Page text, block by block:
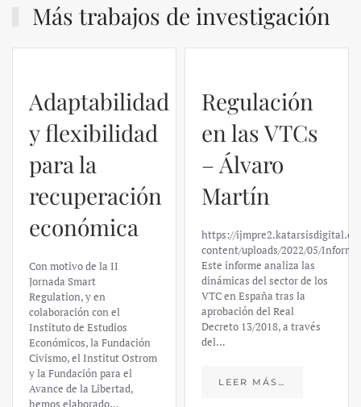
Más trabajos de investigación
Regulación
en las VTCs
– Álvaro
Martín
https://ijmpre2.katarsisdigital.com/wp-
content/uploads/2022/05/Informe_sobre_las_VTC.pdf
Este informe analiza las
dinámicas del sector de los
VTC en España tras la
aprobación del Real
Decreto 13/2018, a través
del…
LEER MÁS…
El caso de
Silicon
Valley Bank:
un análisis
financiero –
Daniel
Fernández